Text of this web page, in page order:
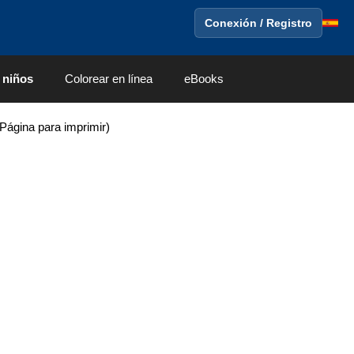
Conexión / Registro
niños Colorear en línea eBooks
para imprimir)